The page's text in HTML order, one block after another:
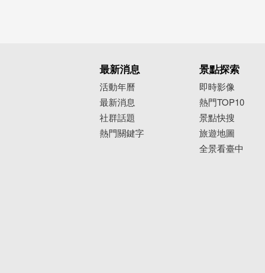
最新消息
活動年曆
最新消息
社群話題
熱門關鍵字
景點探索
即時影像
熱門TOP10
景點快搜
旅遊地圖
全景看臺中